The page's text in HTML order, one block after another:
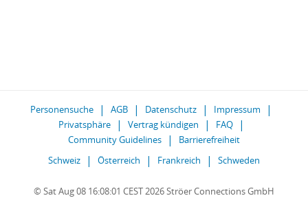
Personensuche AGB Datenschutz
Impressum
Privatsphäre
Vertrag kündigen
FAQ
Community Guidelines
Barrierefreiheit
Schweiz
Österreich Frankreich Schweden
© Sat Aug 08 16:08:01 CEST 2026 Ströer Connections GmbH